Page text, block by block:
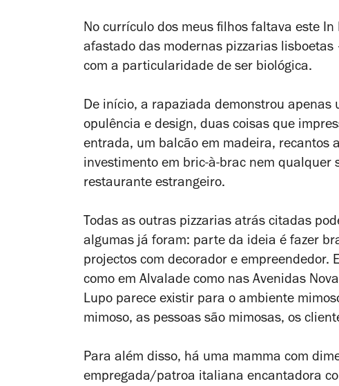
No currículo dos meus filhos faltava este
afastado das modernas pizzarias
com a particularidade de ser biológica.
De início, a rapaziada demonstrou
opulência e design, duas coisas que
entrada, um balcão em madeira, recantos
investimento em bric-à-brac nem
restaurante estrangeiro.
Todas as outras pizzarias atrás citadas
algumas já foram: parte da ideia é fazer
projectos com decorador e empreendedor.
como em Alvalade como nas Avenidas
Lupo parece existir para o ambiente
mimoso, as pessoas são mimosas, os
Para além disso, há uma mamma com
empregada/patroa italiana encantadora